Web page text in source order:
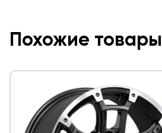
Похожие товары